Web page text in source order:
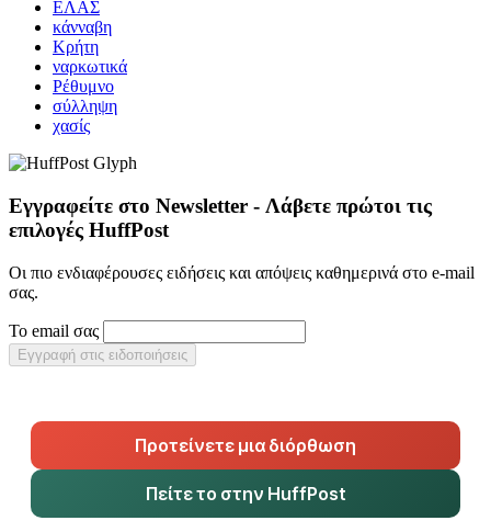
ΕΛΑΣ
κάνναβη
Κρήτη
ναρκωτικά
Ρέθυμνο
σύλληψη
χασίς
Εγγραφείτε στο Newsletter - Λάβετε πρώτοι τις
επιλογές HuffPost
Οι πιο ενδιαφέρουσες ειδήσεις και απόψεις καθημερινά στο e-mail
σας.
Το email σας
Εγγραφή στις ειδοποιήσεις
Προτείνετε μια διόρθωση
Πείτε το στην HuffPost